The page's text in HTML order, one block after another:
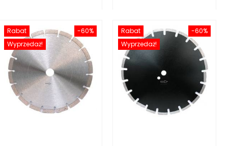
-60%
Rabat
Wyprzedaż!
-60%
Rabat
Wyprzedaż!